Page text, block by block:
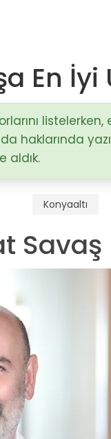
Op. Dr.
Doç. Dr. Hakan
Gaziantep /
En İyi
haklarında
aldık.
Konyaaltı
Savaş